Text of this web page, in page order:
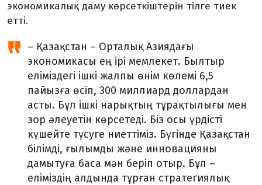
экономикалық даму көрсеткіштерін тілге тиек
етті.
– Қазақстан – Орталық Азиядағы
экономикасы ең ірі мемлекет. Былтыр
еліміздегі ішкі жалпы өнім көлемі 6,5
пайызға өсіп, 300 миллиард доллардан
асты. Бұл ішкі нарықтың тұрақтылығы мен
зор әлеуетін көрсетеді. Біз осы үрдісті
күшейте түсуге ниеттіміз. Бүгінде Қазақстан
білімді, ғылымды және инновацияны
дамытуға баса мән беріп отыр. Бұл –
еліміздің алдында тұрған стратегиялық